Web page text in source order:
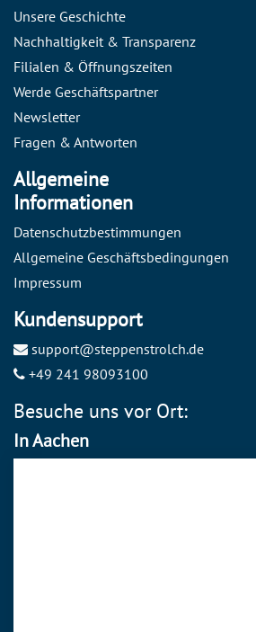
Besuche uns vor Ort:
In Aachen
Unsere Geschichte
Nachhaltigkeit & Transparenz
Filialen & Öffnungszeiten
Werde Geschäftspartner
Newsletter
Fragen & Antworten
Allgemeine
Informationen
Datenschutzbestimmungen
Allgemeine Geschäftsbedingungen
Impressum
Kundensupport
support@steppenstrolch.de
+49 241 98093100